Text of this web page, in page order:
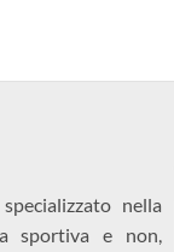
nella
sportiva e non,